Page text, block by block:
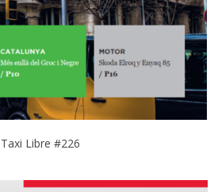
Taxi Libre #226